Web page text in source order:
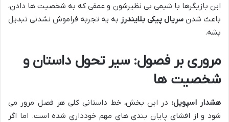
این بازیگرها با شیمی بی نظیرشون و عمقی که به شخصیت ها دادن،
باعث شدن سریال پیکی بلایندرز به یه تجربه فراموش نشدنی تبدیل
بشه.
مروری بر فصول: سیر تحول داستان و
شخصیت ها
هشدار اسپویل: در این بخش، خط داستانی کلی هر فصل مرور می
شود و از افشای پایان بندی های مهم خودداری شده است. اما اگر